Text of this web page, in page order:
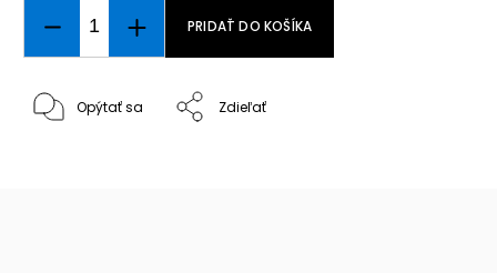
PRIDAŤ DO KOŠÍKA
Opýtať sa Zdieľať